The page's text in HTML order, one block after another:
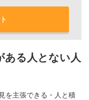
ある人とない人
を主張できる・人と積